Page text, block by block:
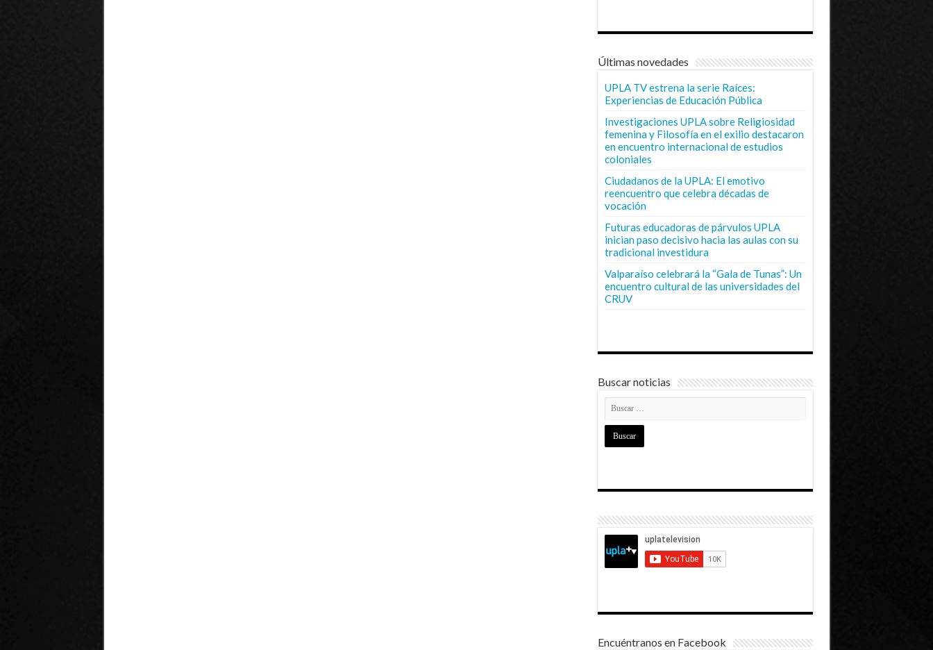
Últimas novedades
UPLA TV estrena la serie Raíces:
Experiencias de Educación Pública
Investigaciones UPLA sobre Religiosidad
femenina y Filosofía en el exilio destacaron
en encuentro internacional de estudios
coloniales
Ciudadanos de la UPLA: El emotivo
reencuentro que celebra décadas de
vocación
Futuras educadoras de párvulos UPLA
inician paso decisivo hacia las aulas con su
tradicional investidura
Valparaíso celebrará la “Gala de Tunas”: Un
encuentro cultural de las universidades del
CRUV
Buscar noticias
Encuéntranos en Facebook